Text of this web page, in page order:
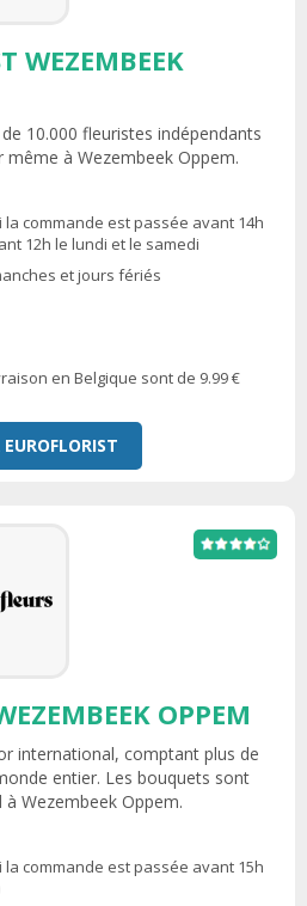
WEZEMBEEK
10.000 fleuristes indépendants
à Wezembeek Oppem.
commande est passée avant 14h
12h le lundi et le samedi
et jours fériés
en Belgique sont de 9.99 €
OPPEM
international, comptant plus de
entier. Les bouquets sont
Wezembeek Oppem.
commande est passée avant 15h